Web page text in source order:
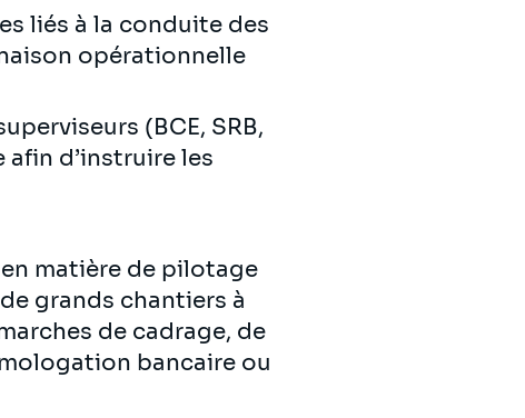
liés à la conduite des
opérationnelle
(BCE, SRB,
d’instruire les
matière de pilotage
grands chantiers à
de cadrage, de
bancaire ou